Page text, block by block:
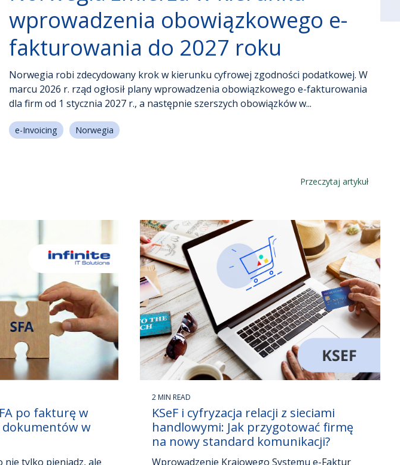
wprowadzenia obowiązkowego e-
fakturowania do 2027 roku
Norwegia robi zdecydowany krok w kierunku cyfrowej zgodności podatkowej. W
marcu 2026 r. rząd ogłosił plany wprowadzenia obowiązkowego e-fakturowania
dla firm od 1 stycznia 2027 r., a następnie szerszych obowiązków w...
e-Invoicing Norwegia
Przeczytaj artykuł
po fakturę w
dokumentów w
nie tylko pieniądz, ale
2 MIN READ
KSeF i cyfryzacja relacji z sieciami
handlowymi: Jak przygotować firmę
na nowy standard komunikacji?
Wprowadzenie Krajowego Systemu e-Faktur